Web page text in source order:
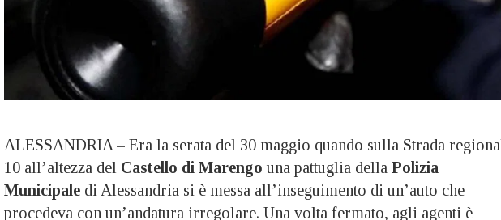
ALESSANDRIA – Era la serata del 30 maggio quando sulla Strada
10 all’altezza del Castello di Marengo una pattuglia della Polizia
Municipale di Alessandria si è messa all’inseguimento di un’auto che
procedeva con un’andatura irregolare. Una volta fermato, agli agenti è